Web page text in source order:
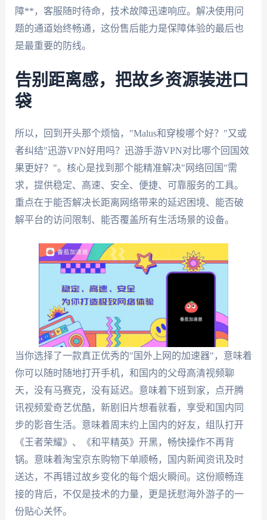
障**，客服随时待命，技术故障迅速响应。解决使用问
题的通道始终畅通，这份售后能力是保障体验的最后也
是最重要的防线。
告别距离感，把故乡资源装进口
袋
所以，回到开头那个烦恼，"Malus和穿梭哪个好？"又或
者纠结"迅游VPN好用吗？迅游手游VPN对比哪个回国效
果更好？"。核心是找到那个能精准解决"网络回国"需
求，提供稳定、高速、安全、便捷、可靠服务的工具。
重点在于能否解决长距离网络带来的延迟困境、能否破
解平台的访问限制、能否覆盖所有生活场景的设备。
当你选择了一款真正优秀的"国外上网的加速器"，意味着
你可以随时随地打开手机，和国内的父母高清视频聊
天，没有马赛克，没有延迟。意味着下班到家，点开腾
讯视频爱奇艺优酷，新剧旧片想看就看，享受和国内同
步的影音生活。意味着周末约上国内的好友，组队打开
《王者荣耀》、《和平精英》开黑，畅快操作不再背
锅。意味着淘宝京东购物下单顺畅，国内新闻资讯及时
送达，不再错过故乡变化的每个烟火瞬间。这份顺畅连
接的背后，不仅是技术的力量，更是抚慰海外游子的一
份贴心关怀。